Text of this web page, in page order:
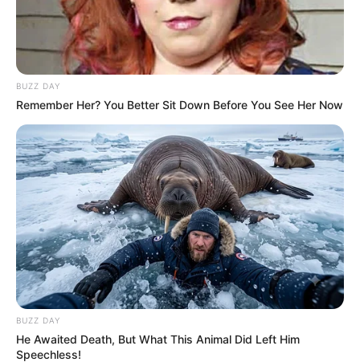
BUZZ DAY
Remember Her? You Better Sit Down Before You See Her Now
BUZZ DAY
He Awaited Death, But What This Animal Did Left Him
Speechless!